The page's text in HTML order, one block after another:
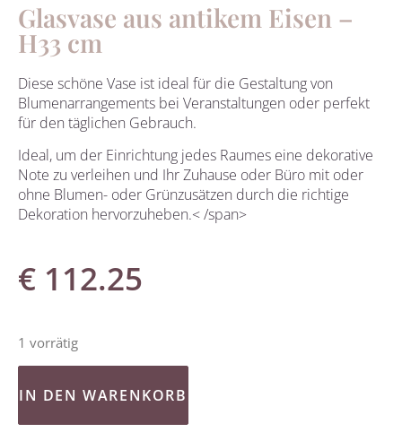
Glasvase aus antikem Eisen –
H33 cm
Diese schöne Vase ist ideal für die Gestaltung von
Blumenarrangements bei Veranstaltungen oder perfekt
für den täglichen Gebrauch.
Ideal, um der Einrichtung jedes Raumes eine dekorative
Note zu verleihen und Ihr Zuhause oder Büro mit oder
ohne Blumen- oder Grünzusätzen durch die richtige
Dekoration hervorzuheben.< /span>
€ 112.25
1 vorrätig
IN DEN WARENKORB